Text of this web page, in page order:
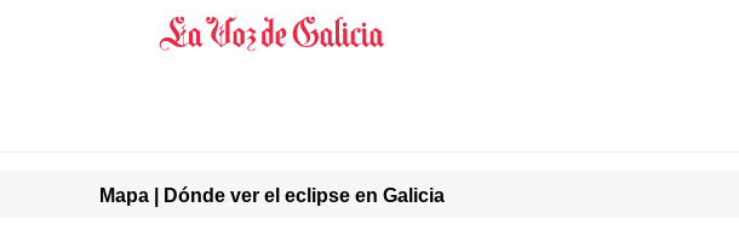
Mapa | Dónde ver el eclipse en Galicia